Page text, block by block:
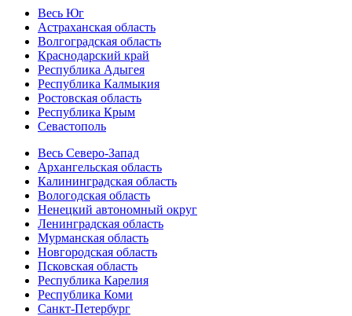
Весь Юг
Астраханская область
Волгоградская область
Краснодарский край
Республика Адыгея
Республика Калмыкия
Ростовская область
Республика Крым
Севастополь
Весь Северо-Запад
Архангельская область
Калининградская область
Вологодская область
Ненецкий автономный округ
Ленинградская область
Мурманская область
Новгородская область
Псковская область
Республика Карелия
Республика Коми
Санкт-Петербург